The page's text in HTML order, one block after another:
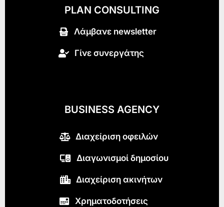
PLAN CONSULTING
Λάμβανε newsletter
Γίνε συνεργάτης
BUSINESS AGENCY
Διαχείριση οφειλών
Διαγωνισμοί δημοσίου
Διαχείριση ακινήτων
Χρηματοδοτήσεις